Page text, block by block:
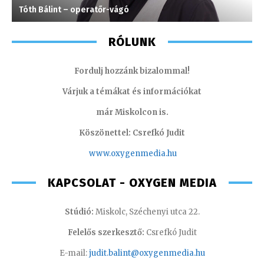
Tóth Bálint – operatőr-vágó
RÓLUNK
Fordulj hozzánk bizalommal!
Várjuk a témákat és információkat
már Miskolcon is.
Köszönettel: Csrefkó Judit
www.oxygenmedia.hu
KAPCSOLAT - OXYGEN MEDIA
Stúdió: Miskolc, Széchenyi utca 22.
Felelős szerkesztő: Csrefkó Judit
E-mail:judit.balint@oxygenmedia.hu